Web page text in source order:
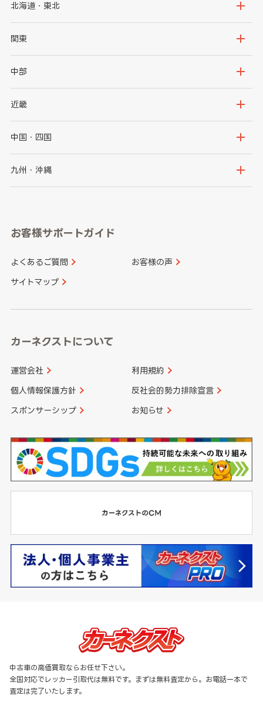
北海道・東北
北海道
岩手県
秋田県
関東
茨城県
群馬県
千葉県
中部
新潟県
石川県
山梨県
愛知県
近畿
大阪府
京都府
和歌山県
中国・四国
鳥取県
山口県
香川県 愛媛県
九州・沖縄
長崎県
大分県 宮崎県
お客様サポートガイド
よくあるご質問 お客様の声
サイトマップ
カーネクストについて
運営会社 利用規約
個人情報保護方針 反社会的勢力排除宣言
スポンサーシップ お知らせ
中古車の高価買取ならお任せ下さい。
全国対応でレッカー引取代は無料です。まずは無料査定から。お電話一本で
査定は完了いたします。